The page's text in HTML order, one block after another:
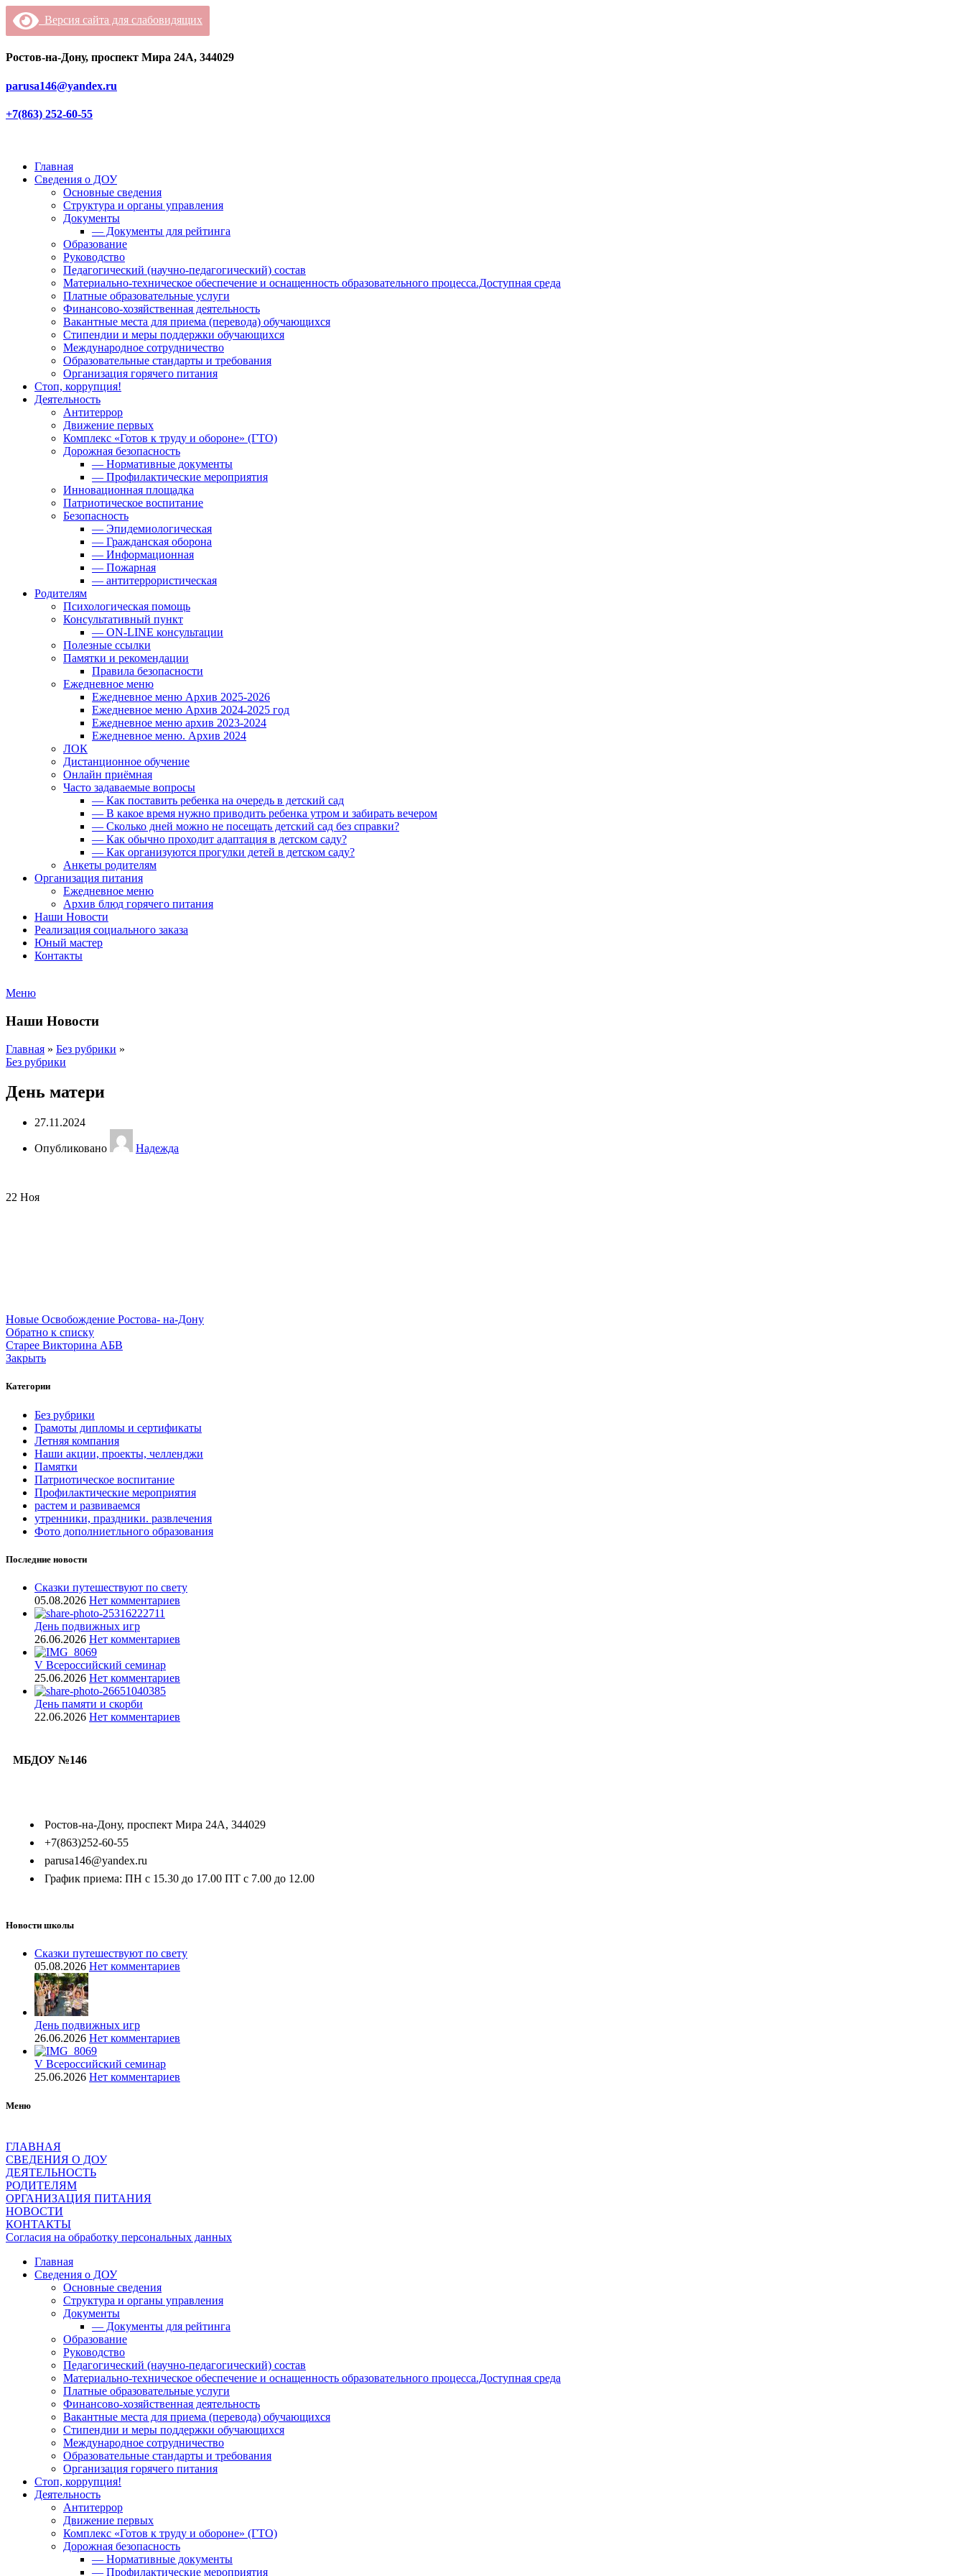
Версия сайта для слабовидящих
Ростов-на-Дону, проспект Мира 24А, 344029
parusa146@yandex.ru
+7(863) 252-60-55
Главная
Сведения о ДОУ
Основные сведения
Структура и органы управления
Документы
— Документы для рейтинга
Образование
Руководство
Педагогический (научно-педагогический) состав
Материально-техническое обеспечение и оснащенность образовательного процесса.Доступная среда
Платные образовательные услуги
Финансово-хозяйственная деятельность
Вакантные места для приема (перевода) обучающихся
Стипендии и меры поддержки обучающихся
Международное сотрудничество
Образовательные стандарты и требования
Организация горячего питания
Стоп, коррупция!
Деятельность
Антитеррор
Движение первых
Комплекс «Готов к труду и обороне» (ГТО)
Дорожная безопасность
— Нормативные документы
— Профилактические мероприятия
Инновационная площадка
Патриотическое воспитание
Безопасность
— Эпидемиологическая
— Гражданская оборона
— Информационная
— Пожарная
— антитеррористическая
Родителям
Психологическая помощь
Консультативный пункт
— ON-LINE консультации
Полезные ссылки
Памятки и рекомендации
Правила безопасности
Ежедневное меню
Ежедневное меню Архив 2025-2026
Ежедневное меню Архив 2024-2025 год
Ежедневное меню архив 2023-2024
Ежедневное меню. Архив 2024
ЛОК
Дистанционное обучение
Онлайн приёмная
Часто задаваемые вопросы
— Как поставить ребенка на очередь в детский сад
— В какое время нужно приводить ребенка утром и забирать вечером
— Сколько дней можно не посещать детский сад без справки?
— Как обычно проходит адаптация в детском саду?
— Как организуются прогулки детей в детском саду?
Анкеты родителям
Организация питания
Ежедневное меню
Архив блюд горячего питания
Наши Новости
Реализация социального заказа
Юный мастер
Контакты
Меню
Наши Новости
Главная » Без рубрики »
Без рубрики
День матери
27.11.2024
Опубликовано Надежда
22 Ноя
Новые Освобождение Ростова- на-Дону
Обратно к списку
Старее Викторина АБВ
Закрыть
Категории
Без рубрики
Грамоты дипломы и сертификаты
Летняя компания
Наши акции, проекты, челленджи
Памятки
Патриотическое воспитание
Профилактические мероприятия
растем и развиваемся
утренники, праздники. развлечения
Фото дополниетльного образования
Последние новости
Сказки путешествуют по свету
05.08.2026 Нет комментариев
День подвижных игр
26.06.2026 Нет комментариев
V Всероссийский семинар
25.06.2026 Нет комментариев
День памяти и скорби
22.06.2026 Нет комментариев
МБДОУ №146
Ростов-на-Дону, проспект Мира 24А, 344029
+7(863)252-60-55
parusa146@yandex.ru
График приема: ПН с 15.30 до 17.00 ПТ с 7.00 до 12.00
Новости школы
Сказки путешествуют по свету
05.08.2026 Нет комментариев
День подвижных игр
26.06.2026 Нет комментариев
V Всероссийский семинар
25.06.2026 Нет комментариев
Меню
ГЛАВНАЯ
СВЕДЕНИЯ О ДОУ
ДЕЯТЕЛЬНОСТЬ
РОДИТЕЛЯМ
ОРГАНИЗАЦИЯ ПИТАНИЯ
НОВОСТИ
КОНТАКТЫ
Согласия на обработку персональных данных
Главная
Сведения о ДОУ
Основные сведения
Структура и органы управления
Документы
— Документы для рейтинга
Образование
Руководство
Педагогический (научно-педагогический) состав
Материально-техническое обеспечение и оснащенность образовательного процесса.Доступная среда
Платные образовательные услуги
Финансово-хозяйственная деятельность
Вакантные места для приема (перевода) обучающихся
Стипендии и меры поддержки обучающихся
Международное сотрудничество
Образовательные стандарты и требования
Организация горячего питания
Стоп, коррупция!
Деятельность
Антитеррор
Движение первых
Комплекс «Готов к труду и обороне» (ГТО)
Дорожная безопасность
— Нормативные документы
— Профилактические мероприятия